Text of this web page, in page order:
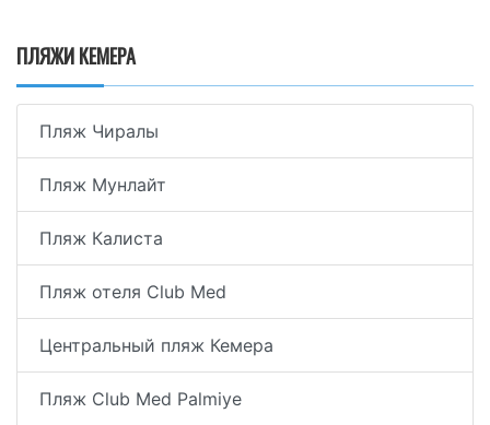
ПЛЯЖИ КЕМЕРА
Пляж Чиралы
Пляж Мунлайт
Пляж Калиста
Пляж отеля Club Med
Центральный пляж Кемера
Пляж Club Med Palmiye